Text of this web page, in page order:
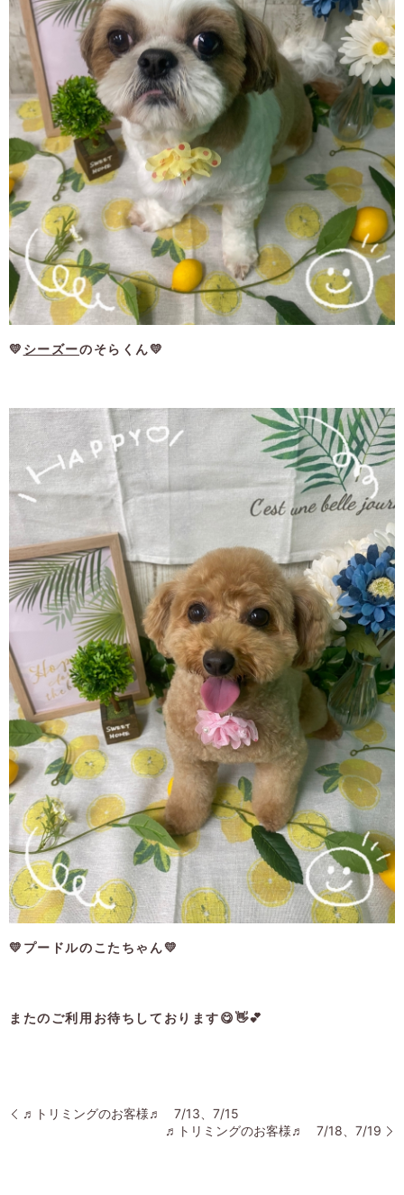
💛 シーズーのそらくん💛
💛プードルのこたちゃん💛
またのご利用お待ちしております😋👋💕
♬トリミングのお客様♬ 7/13、7/15
♬トリミングのお客様♬ 7/18、7/19